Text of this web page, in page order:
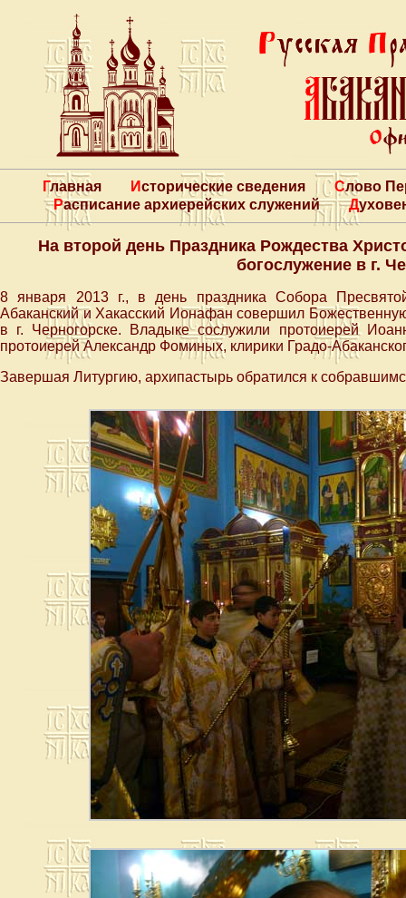
Главная Исторические сведения
Слово
Расписание архиерейских служений
На второй день Праздника Рождества
богослужение в г.
8 января 2013 г., в день праздника Собора
Абаканский и Хакасский Ионафан совершил
в г. Черногорске. Владыке сослужили протоиерей
протоиерей Александр Фоминых, клирики Градо-
Завершая Литургию, архипастырь обратился к